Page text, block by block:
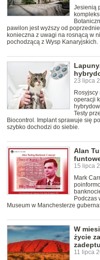
Jesienią
pawilon jest wyższy od
konieczna z uwagi na rosnącą w
pochodzącą z Wysp Kanaryjskich.
23 lipca
operacji
Testy
Biocontrol. Implant sprawuje się
szybko dochodzi do siebie.
Alan
15 lipca
Mark
Podczas
Museum w Manchesterze
W
życie
11 lipca